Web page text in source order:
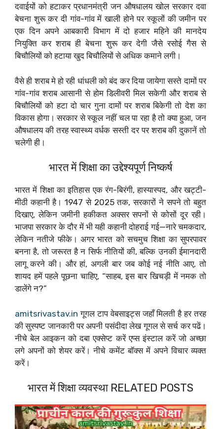
दवाईयों को हटाकर प्रधानमंत्री जन औषधालय खोल सरकार दवा
बेचना शुरू कर दी गांव-गांव में खाली होने पर स्कूलों की जमीन पर
एक दिन अपने आबकारी विभाग में दो हजार महिने की मानदेय
नियुक्ति कर शराब ही बेचना शुरू कर देगी जैसे रसोई गैस से
बिचौलियों को हटाया खुद बिचौलियों से अधिक कमाने लगी।
वैसे ही शराब मे हो रही धांधली को बंद कर दिया जायेगा सस्ते दामों पर
गांव-गांव शराब आसानी से होम डिलीवरी मिल सकेगी और शराब से
बिचौलियों को हटा दो चार गुना दामों पर शराब बिकेगी तो देश का
विकास होगा। सरकार से स्कूल नहीं चल पा रहा है तो क्या हुआ, जन
औषधालय की तरह स्वास्थ्य वर्धक सस्ती दर पर शराब की दुकानें तो
चलेगी ही।
भारत में शिक्षा का उद्देश्यपूर्ण निष्कर्ष
भारत में शिक्षा का इतिहास एक रंग-बिरंगी, हास्यास्पद, और खट्टी-
मीठी कहानी है। 1947 से 2025 तक, सरकारों ने सपने तो बहुत
दिखाए, लेकिन जमीनी हकीकत अक्सर सपनों से कोसों दूर रही।
भाजपा सरकार के दौर में भी यही कहानी दोहराई गई—नारे चमकदार,
लेकिन नतीजे फीके। अगर भारत को सचमुच शिक्षा का सुपरपावर
बनना है, तो जरूरत है न सिर्फ नीतियों की, बल्कि उनकी ईमानदारी
लागू करने की। और हां, अगली बार जब कोई नई नीति आए, तो
शायद हमें पहले पूछना चाहिए, “साहब, इस बार खिचड़ी में नमक तो
डालेंगे न?”
amitsrivastav.in गूगल टाप वेबसाइट्स जहाँ मिलती है हर तरह
की सुस्पष्ट जानकारी पर अपनी पसंदीदा लेख गूगल से सर्च कर पढें।
नीचे बेल आइकन को दबा एक्सेप्ट करें एप्स इंस्टाल करें जो अच्छा
लगे अपनों को शेयर करें। नीचे कमेंट बॉक्स में अपने विचार व्यक्त
करें।
भारत में शिक्षा व्यवस्था RELATED POSTS